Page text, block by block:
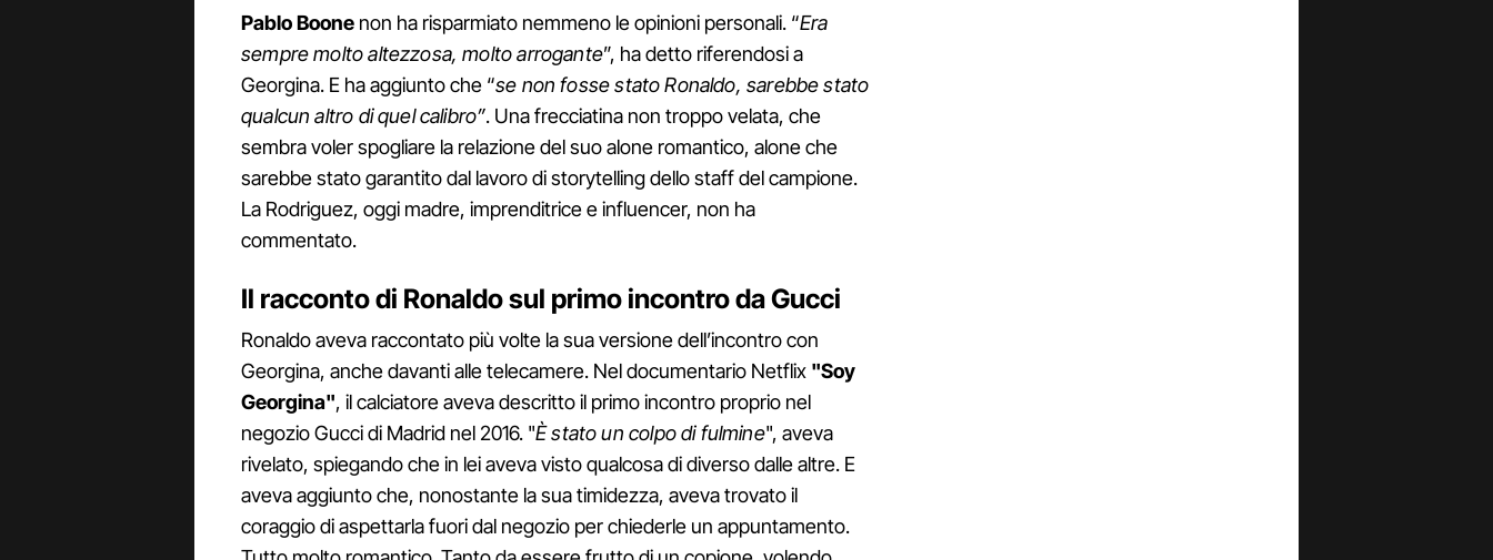
Pablo Boone non ha risparmiato nemmeno le opinioni personali. “Era
sempre molto altezzosa, molto arrogante”, ha detto riferendosi a
Georgina. E ha aggiunto che “se non fosse stato Ronaldo, sarebbe stato
qualcun altro di quel calibro”. Una frecciatina non troppo velata, che
sembra voler spogliare la relazione del suo alone romantico, alone che
sarebbe stato garantito dal lavoro di storytelling dello staff del campione.
La Rodriguez, oggi madre, imprenditrice e influencer, non ha
commentato.
Il racconto di Ronaldo sul primo incontro da Gucci
Ronaldo aveva raccontato più volte la sua versione dell’incontro con
Georgina, anche davanti alle telecamere. Nel documentario Netflix "Soy
Georgina", il calciatore aveva descritto il primo incontro proprio nel
negozio Gucci di Madrid nel 2016. "È stato un colpo di fulmine", aveva
rivelato, spiegando che in lei aveva visto qualcosa di diverso dalle altre. E
aveva aggiunto che, nonostante la sua timidezza, aveva trovato il
coraggio di aspettarla fuori dal negozio per chiederle un appuntamento.